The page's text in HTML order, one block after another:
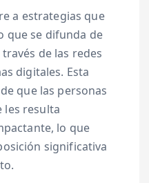
a estrategias que
que se difunda de
de las redes
digitales. Esta
que las personas
les resulta
lo que
significativa